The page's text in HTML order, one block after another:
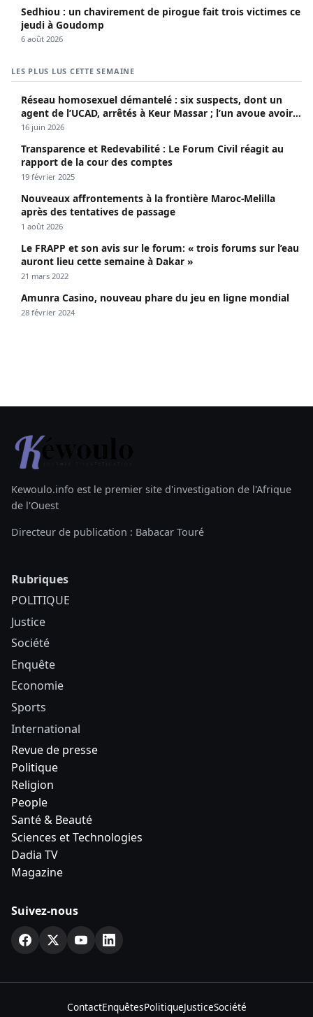
Sedhiou : un chavirement de pirogue fait trois victimes ce
jeudi à Goudomp
6 août 2026
LES PLUS LUS CETTE SEMAINE
Réseau homosexuel démantelé : six suspects, dont un
agent de l’UCAD, arrêtés à Keur Massar ; l’un avoue avoir
propagé le VIH depuis 2018
16 juin 2026
Transparence et Redevabilité : Le Forum Civil réagit au
rapport de la cour des comptes
19 février 2025
Nouveaux affrontements à la frontière Maroc-Melilla
après des tentatives de passage
1 août 2026
Le FRAPP et son avis sur le forum: « trois forums sur l’eau
auront lieu cette semaine à Dakar »
21 mars 2022
Amunra Casino, nouveau phare du jeu en ligne mondial
28 février 2024
Kewoulo.info est le premier site d'investigation de l'Afrique
de l'Ouest
Directeur de publication : Babacar Touré
Rubriques
POLITIQUE
Justice
Société
Enquête
Economie
Sports
International
Revue de presse
Politique
Religion
People
Santé & Beauté
Sciences et Technologies
Dadia TV
Magazine
Suivez-nous
ContactEnquêtesPolitiqueJusticeSociété